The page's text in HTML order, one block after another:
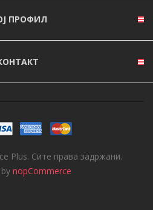
ПРОФИЛ
Plus. Сите права задржани.
nopCommerce